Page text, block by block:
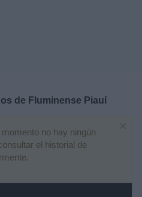
de Fluminense Piauí
no hay ningún
el historial de